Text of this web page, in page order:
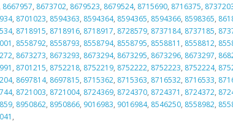
8667957, 8673702, 8679523, 8679524, 8715690, 8716375,
, 8701023, 8594363, 8594364, 8594365, 8594366, 8598365,
, 8718915, 8718916, 8718917, 8728579, 8737184, 8737185,
, 8558792, 8558793, 8558794, 8558795, 8558811 , 8558812,
, 8673273, 8673293, 8673294, 8673295, 8673296, 8673297,
, 8701215, 8752218, 8752219, 8752222, 8752223, 8752224,
, 8697814, 8697815, 8715362, 8715363, 8716532, 8716533,
, 8721003, 8721004, 8724369, 8724370, 8724371 , 8724372,
, 8950862, 8950866, 9016983, 9016984, 8546250, 8558982,
,